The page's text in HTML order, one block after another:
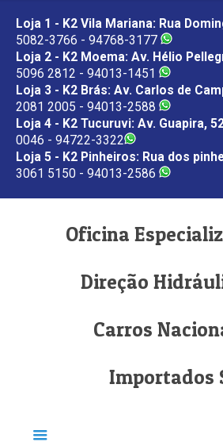
Loja 1 - K2 Vila Mariana: Rua
5082-3766 - 94768-3177
Loja 2 - K2 Moema: Av. Hélio
5096 2812 - 94013-1451
Loja 3 - K2 Brás: Av. Carlos de
2081 2005 - 94013-2588
Loja 4 - K2 Tucuruvi: Av. Guapira,
0046 - 94722-3322
Loja 5 - K2 Pinheiros: Rua dos
3061 5150 - 94013-2586
Oficina
Direção
Carros
Importados